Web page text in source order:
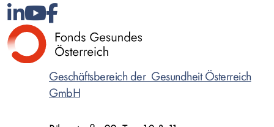
Geschäftsbereich der Gesundheit Österreich
GmbH